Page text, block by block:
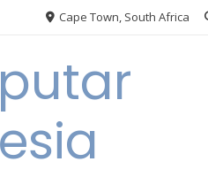
Cape Town, South Africa